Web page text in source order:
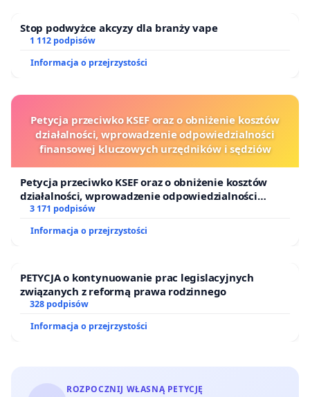
Stop podwyżce akcyzy dla branży vape
1 112 podpisów
Informacja o przejrzystości
Petycja przeciwko KSEF oraz o obniżenie kosztów
działalności, wprowadzenie odpowiedzialności
finansowej kluczowych urzędników i sędziów
Petycja przeciwko KSEF oraz o obniżenie kosztów
działalności, wprowadzenie odpowiedzialności
finansowej kluczowych urzędników i sędziów
3 171 podpisów
Informacja o przejrzystości
PETYCJA o kontynuowanie prac legislacyjnych
związanych z reformą prawa rodzinnego
328 podpisów
Informacja o przejrzystości
ROZPOCZNIJ WŁASNĄ PETYCJĘ